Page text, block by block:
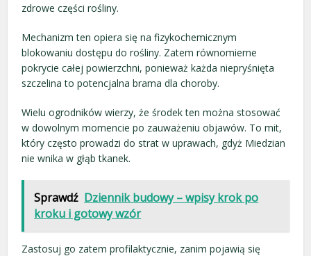
zdrowe części rośliny.
Mechanizm ten opiera się na fizykochemicznym
blokowaniu dostępu do rośliny. Zatem równomierne
pokrycie całej powierzchni, ponieważ każda niepryśnięta
szczelina to potencjalna brama dla choroby.
Wielu ogrodników wierzy, że środek ten można stosować
w dowolnym momencie po zauważeniu objawów. To mit,
który często prowadzi do strat w uprawach, gdyż Miedzian
nie wnika w głąb tkanek.
Sprawdź Dziennik budowy – wpisy krok po
kroku i gotowy wzór
Zastosuj go zatem profilaktycznie, zanim pojawią się